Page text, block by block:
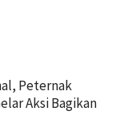
Peternak
Aksi Bagikan